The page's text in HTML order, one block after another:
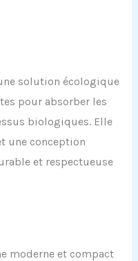
solution écologique
pour absorber les
biologiques. Elle
une conception
et respectueuse
moderne et compact